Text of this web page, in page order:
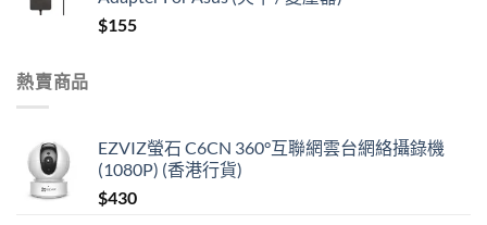
$155
熱賣商品
EZVIZ螢石 C6CN 360°互聯網雲台網絡攝錄機
(1080P) (香港行貨)
$430